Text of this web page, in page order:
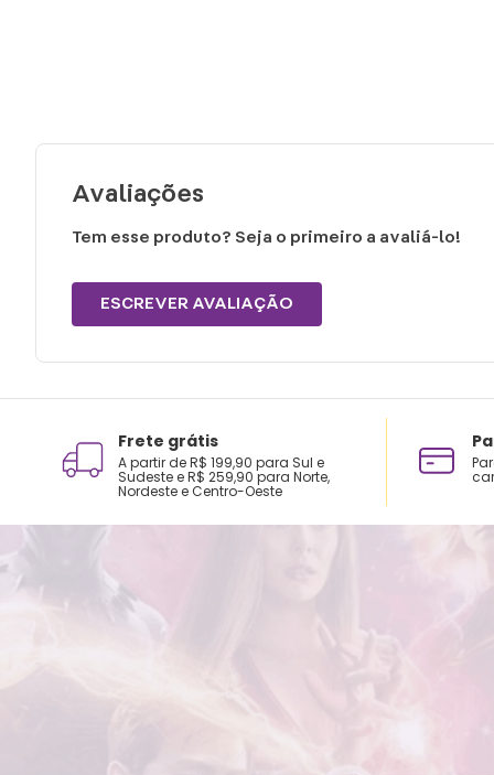
Avaliações
Tem esse produto? Seja o primeiro a avaliá-lo!
ESCREVER AVALIAÇÃO
Frete grátis
A partir de R$ 199,90 para Sul e
Sudeste e R$ 259,90 para Norte,
Nordeste e Centro-Oeste